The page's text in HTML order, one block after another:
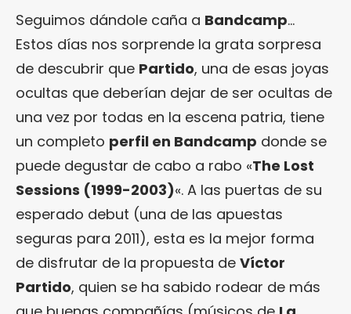
Seguimos dándole caña a Bandcamp…
Estos días nos sorprende la grata sorpresa
de descubrir que Partido, una de esas joyas
ocultas que deberían dejar de ser ocultas de
una vez por todas en la escena patria, tiene
un completo perfil en Bandcamp donde se
puede degustar de cabo a rabo «The Lost
Sessions (1999-2003)«. A las puertas de su
esperado debut (una de las apuestas
seguras para 2011), esta es la mejor forma
de disfrutar de la propuesta de Víctor
Partido, quien se ha sabido rodear de más